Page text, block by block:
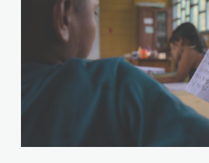
educacion-
intercultural-
de-dios-
diego perez-